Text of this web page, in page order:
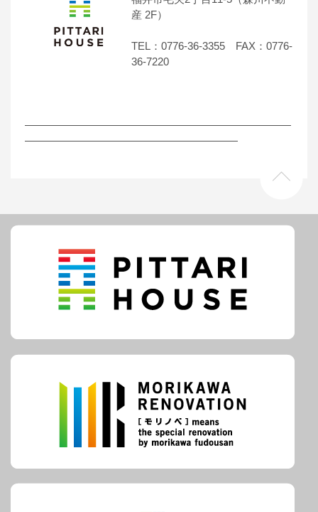
産 2F）
TEL：0776-36-3355 FAX：0776-
36-7220
―――――――――――――――――――――――――
――――――――――――――――――――